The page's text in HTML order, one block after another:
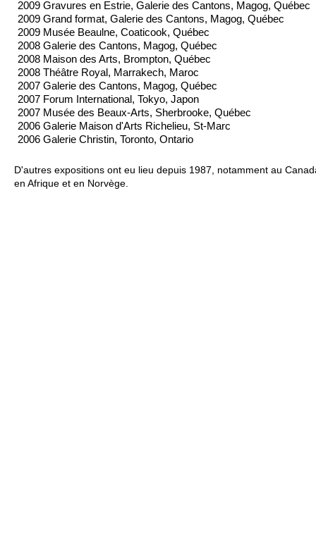
2009 Gravures en Estrie, Galerie des Cantons, Magog, Québec
2009 Grand format, Galerie des Cantons, Magog, Québec
2009 Musée Beaulne, Coaticook, Québec
2008 Galerie des Cantons, Magog, Québec
2008 Maison des Arts, Brompton, Québec
2008 Théâtre Royal, Marrakech, Maroc
2007 Galerie des Cantons, Magog, Québec
2007 Forum International, Tokyo, Japon
2007 Musée des Beaux-Arts, Sherbrooke, Québec
2006 Galerie Maison d'Arts Richelieu, St-Marc
2006 Galerie Christin, Toronto, Ontario
D'autres expositions ont eu lieu depuis 1987, notamment au
en Afrique et en Norvège.